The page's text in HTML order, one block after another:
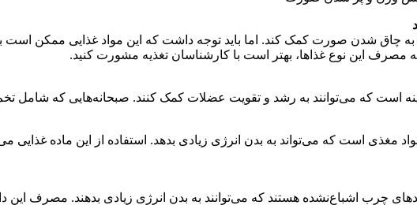
به چاق شدن صورت کمک کند. اما باید توجه داشت که این مواد غذایی ممکن است
مصرف این نوع غذاها، بهتر است با کارشناسان تغذیه مشورت کنید.
است که می‌توانند به رشد و تقویت عضلات کمک کنند. صبحانه‌هایی که شامل
مغذی است که می‌تواند به بدن انرژی زیادی بدهد. استفاده از این ماده
چرب اشباع‌نشده هستند که می‌توانند به بدن انرژی زیادی بدهند. مصرف